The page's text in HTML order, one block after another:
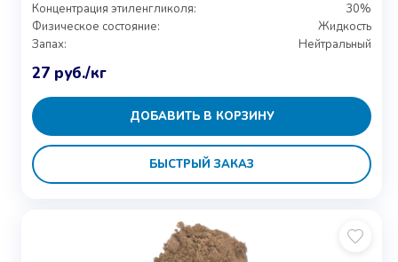
Концентрация этиленгликоля:
30%
Физическое состояние:
Жидкость
Запах:
Нейтральный
27 руб./кг
ДОБАВИТЬ В КОРЗИНУ
БЫСТРЫЙ ЗАКАЗ